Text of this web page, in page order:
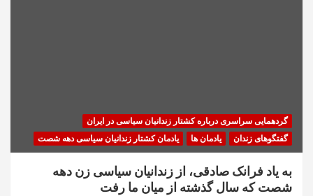
گردهمایی سراسری درباره کشتار زندانیان سیاسی در ایران
گفتگوهای زندان
یادمان ها یادمان کشتار زندانیان سیاسی دهه شصت
به یاد فرانک صادقی، از زندانیان سیاسی زن دهه
شصت که سال گذشته از میان ما رفت